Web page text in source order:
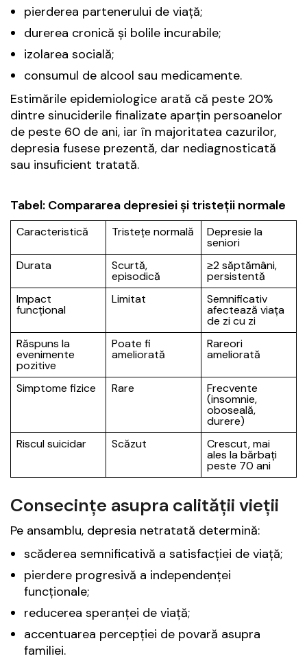
pierderea partenerului de viață;
durerea cronică și bolile incurabile;
izolarea socială;
consumul de alcool sau medicamente.
Estimările epidemiologice arată că peste 20%
dintre sinuciderile finalizate aparțin persoanelor
de peste 60 de ani, iar în majoritatea cazurilor,
depresia fusese prezentă, dar nediagnosticată
sau insuficient tratată.
Tabel: Compararea depresiei și tristeții normale
Caracteristică Tristețe normală Depresie la
seniori
Durata
Scurtă,
episodică
≥2 săptămâni,
persistentă
Impact
funcțional
Limitat Semnificativ
afectează viața
de zi cu zi
Răspuns la
evenimente
pozitive
Poate fi
ameliorată
Rareori
ameliorată
Simptome fizice Rare Frecvente
(insomnie,
oboseală,
durere)
Riscul suicidar
Scăzut Crescut, mai
ales la bărbați
peste 70 ani
Consecințe asupra calității vieții
Pe ansamblu, depresia netratată determină:
scăderea semnificativă a satisfacției de viață;
pierdere progresivă a independenței
funcționale;
reducerea speranței de viață;
accentuarea percepției de povară asupra
familiei.